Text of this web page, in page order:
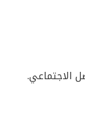
الاجتماعي.